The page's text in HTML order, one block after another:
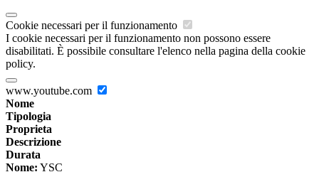
Cookie necessari per il funzionamento
I cookie necessari per il funzionamento non possono essere
disabilitati. È possibile consultare l'elenco nella pagina della cookie
policy.
www.youtube.com
Nome
Tipologia
Proprieta
Descrizione
Durata
Nome: YSC